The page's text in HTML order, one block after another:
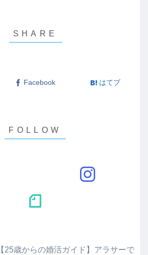
Facebook はてブ
【25歳からの婚活ガイド】アラサーで